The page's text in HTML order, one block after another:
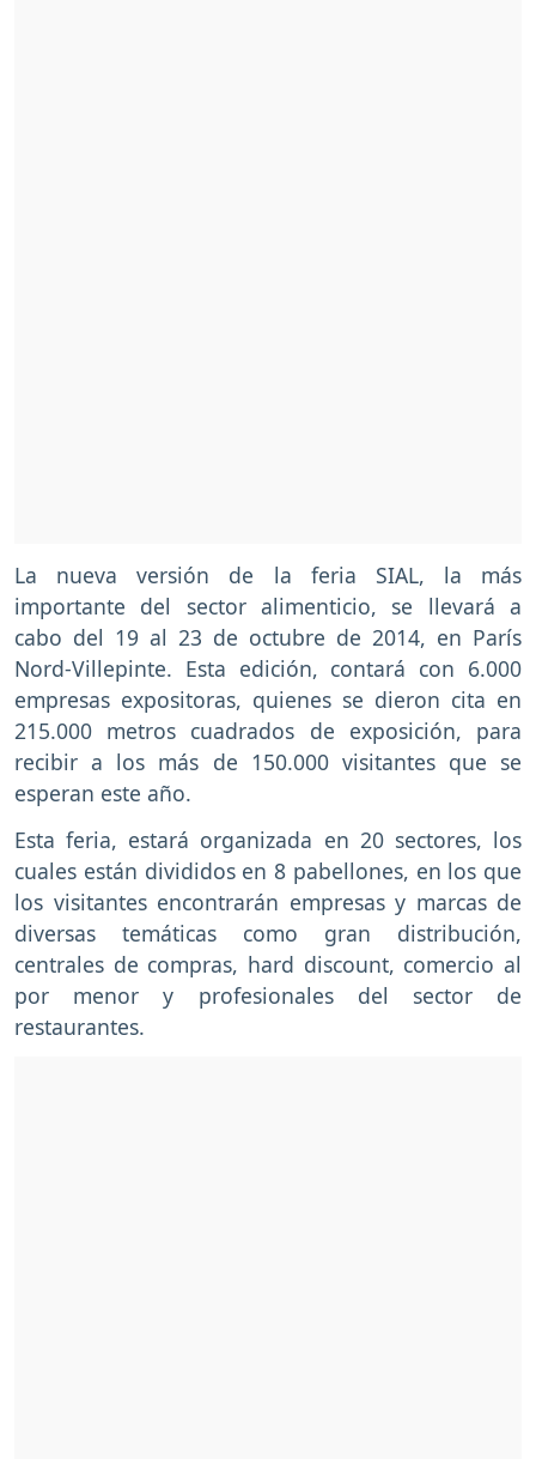
La nueva versión de la feria SIAL, la más
importante del sector alimenticio, se llevará a
cabo del 19 al 23 de octubre de 2014, en París
Nord-Villepinte. Esta edición, contará con 6.000
empresas expositoras, quienes se dieron cita en
215.000 metros cuadrados de exposición, para
recibir a los más de 150.000 visitantes que se
esperan este año.
Esta feria, estará organizada en 20 sectores, los
cuales están divididos en 8 pabellones, en los que
los visitantes encontrarán empresas y marcas de
diversas temáticas como gran distribución,
centrales de compras, hard discount, comercio al
por menor y profesionales del sector de
restaurantes.